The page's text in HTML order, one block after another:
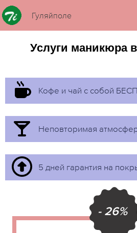
Гуляйполе
Услуги маникюра
Кофе и чай с собой
Неповторимая
5 дней гарантия на
- 26%